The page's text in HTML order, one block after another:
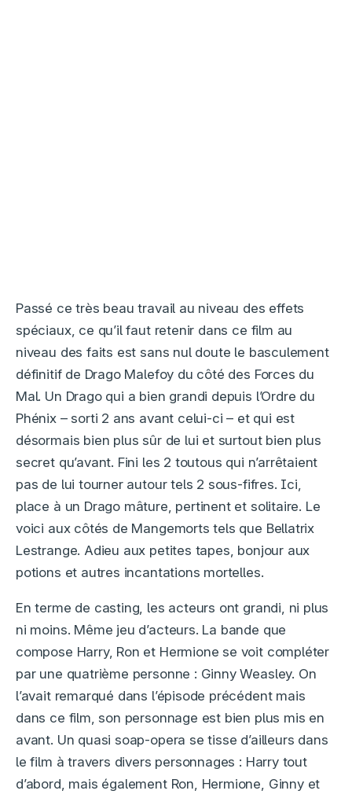
Passé ce très beau travail au niveau des effets
spéciaux, ce qu’il faut retenir dans ce film au
niveau des faits est sans nul doute le basculement
définitif de Drago Malefoy du côté des Forces du
Mal. Un Drago qui a bien grandi depuis l’Ordre du
Phénix – sorti 2 ans avant celui-ci – et qui est
désormais bien plus sûr de lui et surtout bien plus
secret qu’avant. Fini les 2 toutous qui n’arrêtaient
pas de lui tourner autour tels 2 sous-fifres. Ici,
place à un Drago mâture, pertinent et solitaire. Le
voici aux côtés de Mangemorts tels que Bellatrix
Lestrange. Adieu aux petites tapes, bonjour aux
potions et autres incantations mortelles.
En terme de casting, les acteurs ont grandi, ni plus
ni moins. Même jeu d’acteurs. La bande que
compose Harry, Ron et Hermione se voit compléter
par une quatrième personne : Ginny Weasley. On
l’avait remarqué dans l’épisode précédent mais
dans ce film, son personnage est bien plus mis en
avant. Un quasi soap-opera se tisse d’ailleurs dans
le film à travers divers personnages : Harry tout
d’abord, mais également Ron, Hermione, Ginny et